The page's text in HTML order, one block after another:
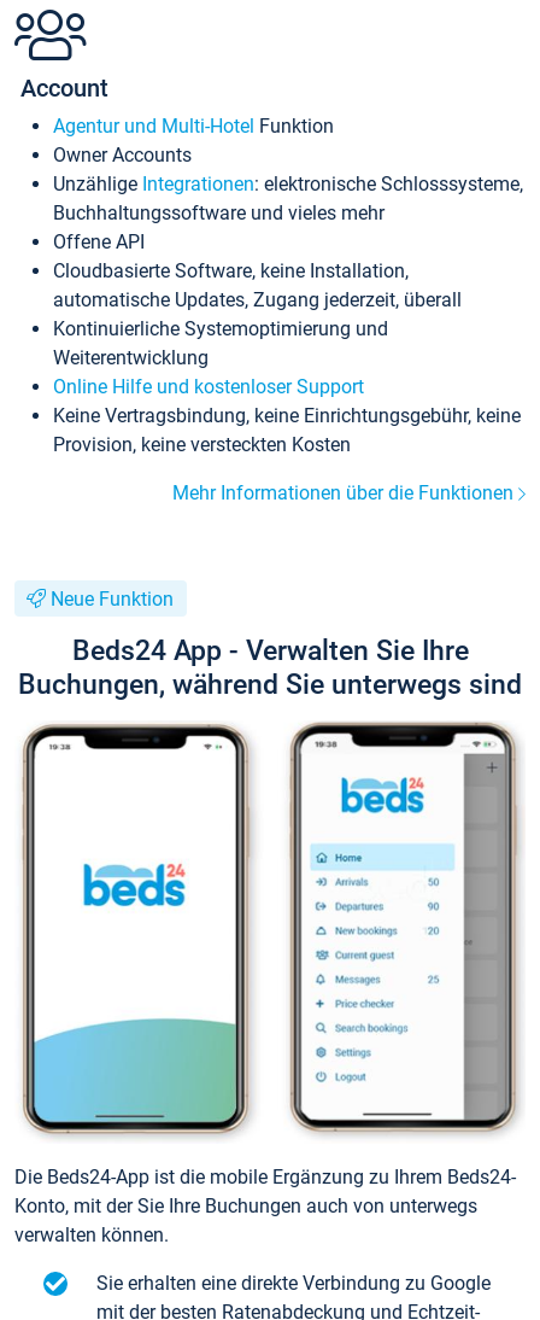
Account
Agentur und Multi-Hotel Funktion
Owner Accounts
Unzählige Integrationen: elektronische Schlosssysteme,
Buchhaltungssoftware und vieles mehr
Offene API
Cloudbasierte Software, keine Installation,
automatische Updates, Zugang jederzeit, überall
Kontinuierliche Systemoptimierung und
Weiterentwicklung
Online Hilfe und kostenloser Support
Keine Vertragsbindung, keine Einrichtungsgebühr, keine
Provision, keine versteckten Kosten
Mehr Informationen über die Funktionen
Neue Funktion
Beds24 App - Verwalten Sie Ihre
Buchungen, während Sie unterwegs sind
Die Beds24-App ist die mobile Ergänzung zu Ihrem Beds24-
Konto, mit der Sie Ihre Buchungen auch von unterwegs
verwalten können.
Sie erhalten eine direkte Verbindung zu Google
mit der besten Ratenabdeckung und Echtzeit-